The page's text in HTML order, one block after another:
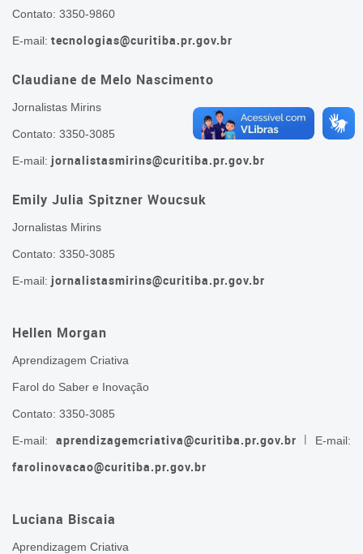
Contato: 3350-9860
E-mail: tecnologias@curitiba.pr.gov.br
Claudiane de Melo Nascimento
Jornalistas Mirins
Contato: 3350-3085
E-mail: jornalistasmirins@curitiba.pr.gov.br
Emily Julia Spitzner Woucsuk
Jornalistas Mirins
Contato: 3350-3085
E-mail: jornalistasmirins@curitiba.pr.gov.br
Hellen Morgan
Aprendizagem Criativa
Farol do Saber e Inovação
Contato: 3350-3085
E-mail: aprendizagemcriativa@curitiba.pr.gov.br l E-mail:
farolinovacao@curitiba.pr.gov.br
Luciana Biscaia
Aprendizagem Criativa